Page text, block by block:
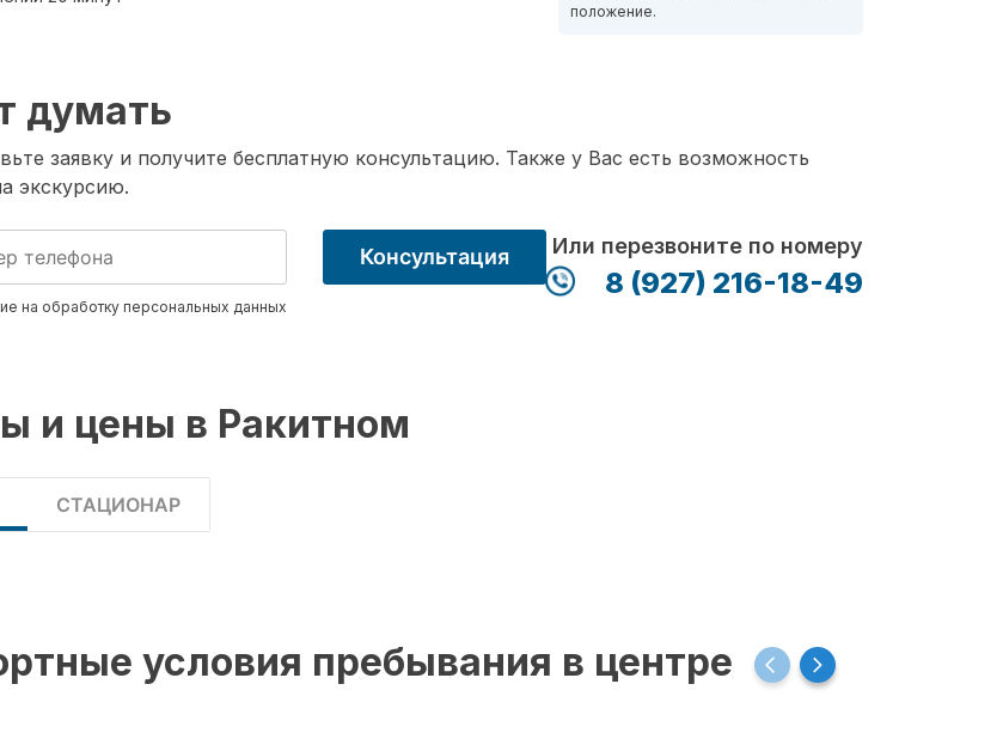
положение.
думать
заявку и получите бесплатную консультацию. Также у Вас есть возможность
экскурсию.
на обработку персональных данных
Консультация Или перезвоните по номеру
8 (927) 216-18-49
и цены в Ракитном
СТАЦИОНАР
условия пребывания в центре